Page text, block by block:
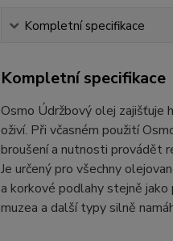
Kompletní specifikace
Kompletní specifikace
Osmo Údržbový olej zajišťuje
oživí. Při včasném použití
broušení a nutnosti provádět
Je určený pro všechny
a korkové podlahy stejně
muzea a další typy silně